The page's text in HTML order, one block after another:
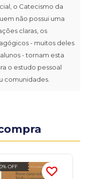
o Catecismo da
não possui uma
claras, os
- muitos deles
- tornam esta
o estudo pessoal
comunidades.
OFF